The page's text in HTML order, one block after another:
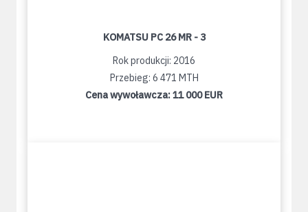
KOMATSU PC 26 MR - 3
Rok produkcji: 2016
Przebieg: 6 471 MTH
Cena wywoławcza:11 000 EUR